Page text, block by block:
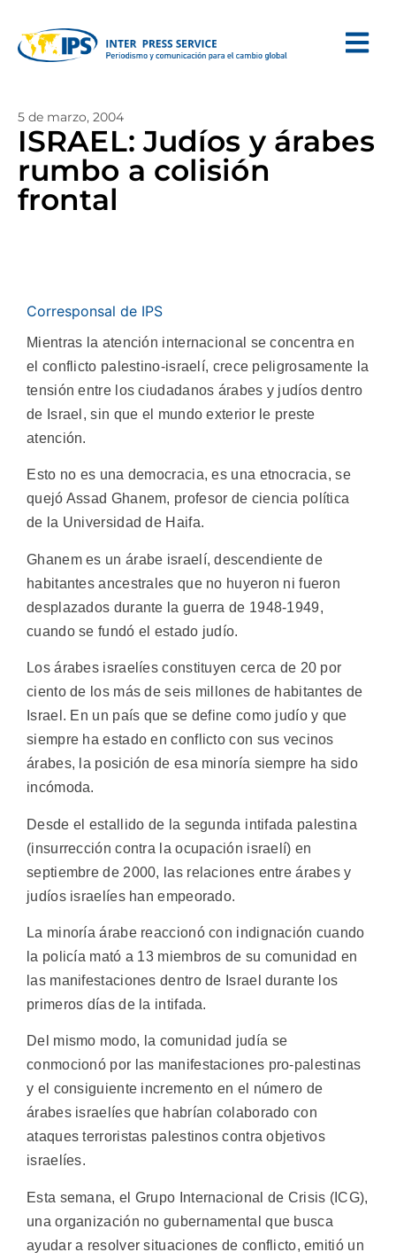
5 de marzo, 2004
ISRAEL: Judíos y árabes
rumbo a colisión
frontal
Corresponsal de IPS
Mientras la atención internacional se concentra en
el conflicto palestino-israelí, crece peligrosamente la
tensión entre los ciudadanos árabes y judíos dentro
de Israel, sin que el mundo exterior le preste
atención.
Esto no es una democracia, es una etnocracia, se
quejó Assad Ghanem, profesor de ciencia política
de la Universidad de Haifa.
Ghanem es un árabe israelí, descendiente de
habitantes ancestrales que no huyeron ni fueron
desplazados durante la guerra de 1948-1949,
cuando se fundó el estado judío.
Los árabes israelíes constituyen cerca de 20 por
ciento de los más de seis millones de habitantes de
Israel. En un país que se define como judío y que
siempre ha estado en conflicto con sus vecinos
árabes, la posición de esa minoría siempre ha sido
incómoda.
Desde el estallido de la segunda intifada palestina
(insurrección contra la ocupación israelí) en
septiembre de 2000, las relaciones entre árabes y
judíos israelíes han empeorado.
La minoría árabe reaccionó con indignación cuando
la policía mató a 13 miembros de su comunidad en
las manifestaciones dentro de Israel durante los
primeros días de la intifada.
Del mismo modo, la comunidad judía se
conmocionó por las manifestaciones pro-palestinas
y el consiguiente incremento en el número de
árabes israelíes que habrían colaborado con
ataques terroristas palestinos contra objetivos
israelíes.
Esta semana, el Grupo Internacional de Crisis (ICG),
una organización no gubernamental que busca
ayudar a resolver situaciones de conflicto, emitió un